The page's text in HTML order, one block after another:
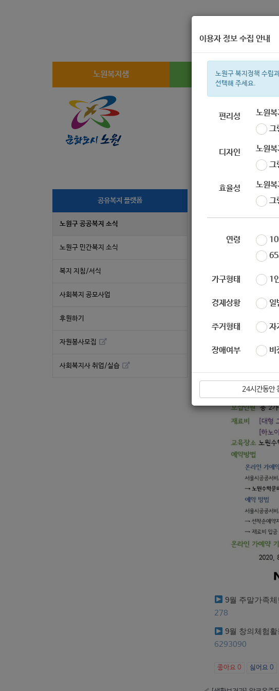
노원복지샘 복지정보
지원금
이용자 정보 수집 안내
노원구 복지정책 수립
선택해 주세요.
편리성
노원
그
디자인
노원
그
효율성
노원
그
연령 10
65
가구형태 1
경제상황 일
주거형태 자
장애여부 비
24시간동안
공유복지 플랫폼
노원구 공공복지 소식
노원구 민간복지 소식
복지 지침/서식
사회복지 공모사업
후원하기
자원봉사모집
사회복지사 취업/실습
[교육지원
< 노원수학문화
자세한 내용은 서
9월 주말가족
278
9월 창의체험
6293090
좋아요 0 싫어요 0